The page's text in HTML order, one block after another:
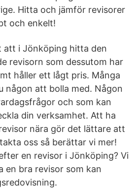
Hitta och jämför revisorer
och enkelt!
att i Jönköping hitta den
revisorn som dessutom har
håller ett lågt pris. Många
någon att bolla med. Någon
och som kan
din verksamhet. Att ha
nära gör det lättare att
oss så berättar vi mer!
en revisor i Jönköping? Vi
en bra revisor som kan